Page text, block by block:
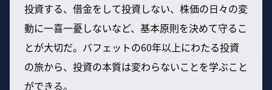
投資する、借金をして投資しない、株価の日々の変
動に一喜一憂しないなど、基本原則を決めて守るこ
とが大切だ。バフェットの60年以上にわたる投資
の旅から、投資の本質は変わらないことを学ぶこと
ができる。